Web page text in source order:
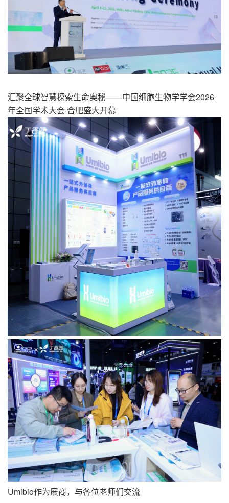
汇聚全球智慧探索生命奥秘——中国细胞生物学学会2026
年全国学术大会·合肥盛大开幕
Umibio作为展商，与各位老师们交流